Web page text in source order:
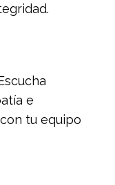
e
tu equipo